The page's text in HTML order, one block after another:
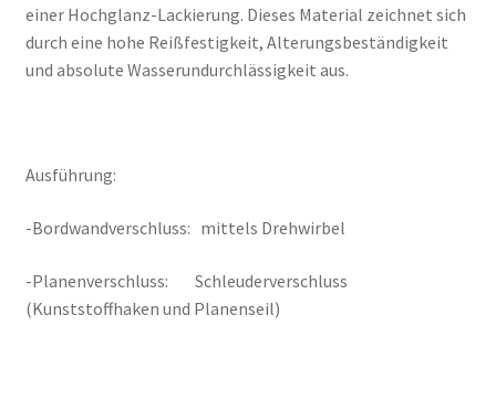
einer Hochglanz-Lackierung. Dieses Material zeichnet sich
durch eine hohe Reißfestigkeit, Alterungsbeständigkeit
und absolute Wasserundurchlässigkeit aus.
Ausführung:
-Bordwandverschluss: mittels Drehwirbel
-Planenverschluss: Schleuderverschluss
(Kunststoffhaken und Planenseil)